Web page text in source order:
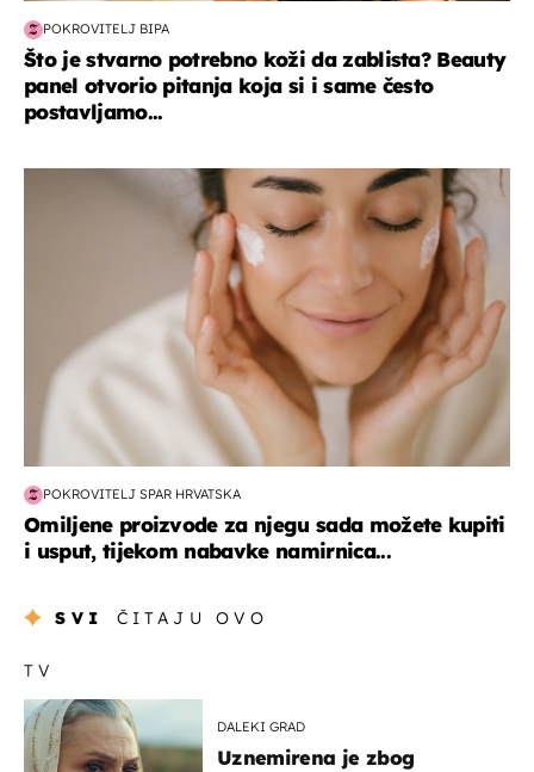
POKROVITELJ BIPA
Što je stvarno potrebno koži da zablista? Beauty
panel otvorio pitanja koja si i same često
postavljamo...
moda & ljepota
POKROVITELJ SPAR HRVATSKA
Omiljene proizvode za njegu sada možete kupiti
i usput, tijekom nabavke namirnica...
SVI ČITAJU OVO
TV
DALEKI GRAD
Uznemirena je zbog